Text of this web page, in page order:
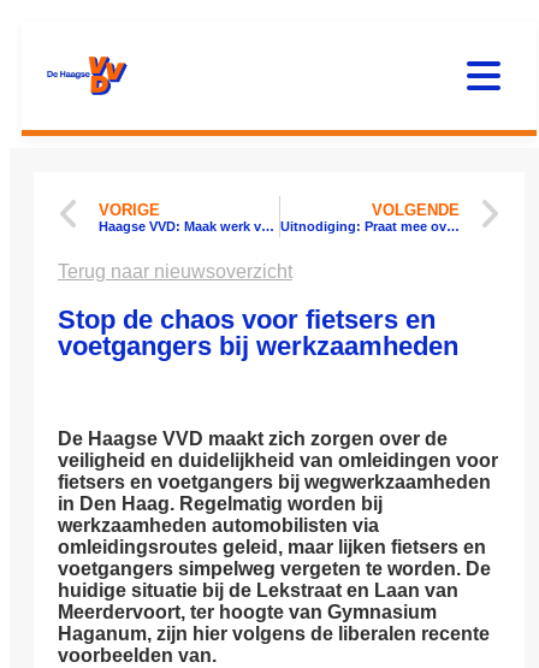
VORIGE
Haagse VVD: Maak werk van een veilige en verzorgde Van Hoytemastraat
VOLGENDE
Uitnodiging: Praat mee over de overlast op Scheveningen Strand
Terug naar nieuwsoverzicht
Stop de chaos voor fietsers en
voetgangers bij werkzaamheden
De Haagse VVD maakt zich zorgen over de
veiligheid en duidelijkheid van omleidingen voor
fietsers en voetgangers bij wegwerkzaamheden
in Den Haag. Regelmatig worden bij
werkzaamheden automobilisten via
omleidingsroutes geleid, maar lijken fietsers en
voetgangers simpelweg vergeten te worden. De
huidige situatie bij de Lekstraat en Laan van
Meerdervoort, ter hoogte van Gymnasium
Haganum, zijn hier volgens de liberalen recente
voorbeelden van.